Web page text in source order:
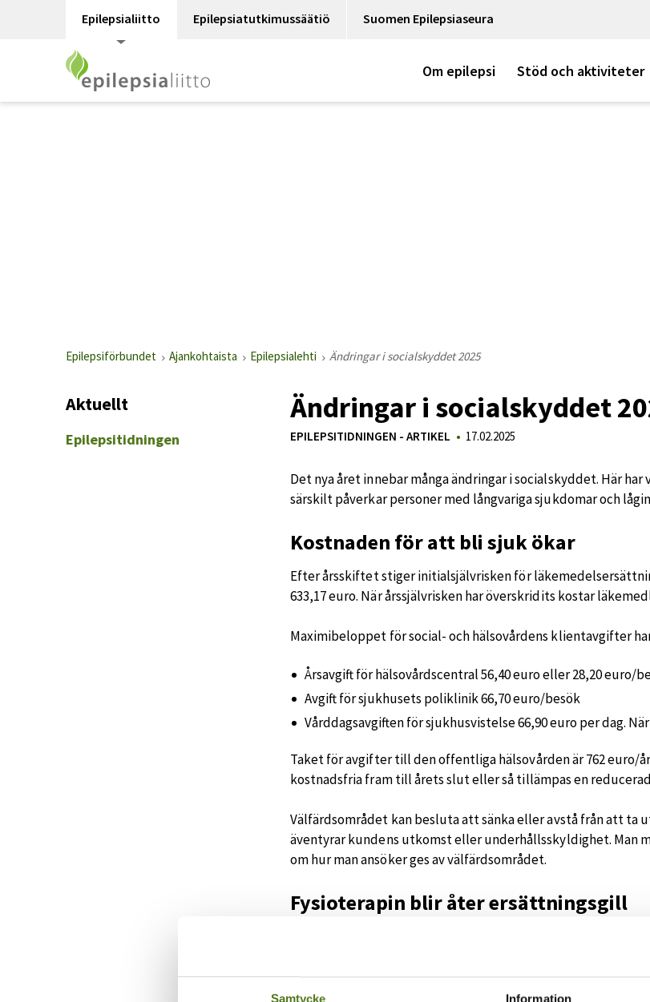
Samtycke Information
Epilepsialiitto Epilepsiatutkimussäätiö Suomen Epilepsiaseura
Om epilepsi Stöd och aktiviteter
Epilepsiförbundet Ajankohtaista Epilepsialehti Ändringar i socialskyddet 2025
Ändringar i socialskyddet
EPILEPSITIDNINGEN - ARTIKEL 17.02.2025
Det nya året innebar många ändringar i socialskyddet. Här
särskilt påverkar personer med långvariga sjukdomar och
Kostnaden för att bli sjuk ökar
Efter årsskiftet stiger initialsjälvrisken för
633,17 euro. När årssjälvrisken har överskridits kostar
Maximibeloppet för social- och hälsovårdens klientavgifter
Årsavgift för hälsovårdscentral 56,40 euro eller 28,20 euro/
Avgift för sjukhusets poliklinik 66,70 euro/besök
Vårddagsavgiften för sjukhusvistelse 66,90 euro per dag.
Taket för avgifter till den offentliga hälsovården är 762 euro/
kostnadsfria fram till årets slut eller så tillämpas en
Välfärdsområdet kan besluta att sänka eller avstå från att ta
äventyrar kundens utkomst eller underhållsskyldighet. Man
om hur man ansöker ges av välfärdsområdet.
Fysioterapin blir åter ersättningsgill
Från 1.4.2025 kan man få FPA-ersättning för besök hos
Aktuellt
Epilepsitidningen